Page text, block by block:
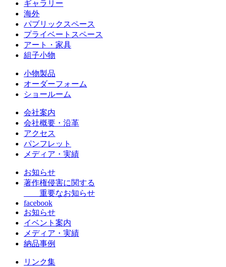
ギャラリー
海外
パブリックスペース
プライベートスペース
アート・家具
組子小物
小物製品
オーダーフォーム
ショールーム
会社案内
会社概要・沿革
アクセス
パンフレット
メディア・実績
お知らせ
著作権侵害に関する
重要なお知らせ
facebook
お知らせ
イベント案内
メディア・実績
納品事例
リンク集